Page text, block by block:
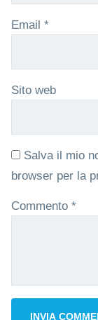
Email *
Sito web
Salva il mio
browser per la
Commento *